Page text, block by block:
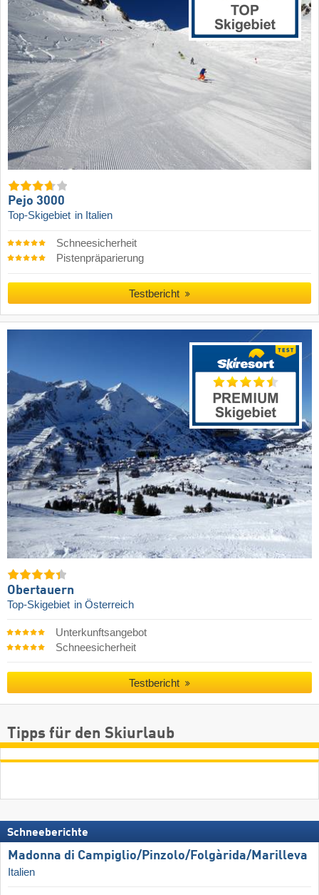
Pejo 3000
Top-Skigebiet in Italien
Schneesicherheit
Pistenpräparierung
Testbericht
Obertauern
Top-Skigebiet in Österreich
Unterkunftsangebot
Schneesicherheit
Testbericht
Tipps für den Skiurlaub
Schneeberichte
Madonna di Campiglio/​Pinzolo/​Folgàrida/​Marilleva
Italien